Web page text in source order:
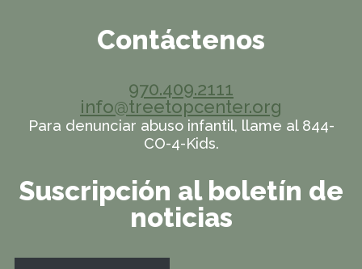
Contáctenos
970.409.2111
info@treetopcenter.org
Para denunciar abuso infantil, llame al 844-
CO-4-Kids.
Suscripción al boletín de
noticias